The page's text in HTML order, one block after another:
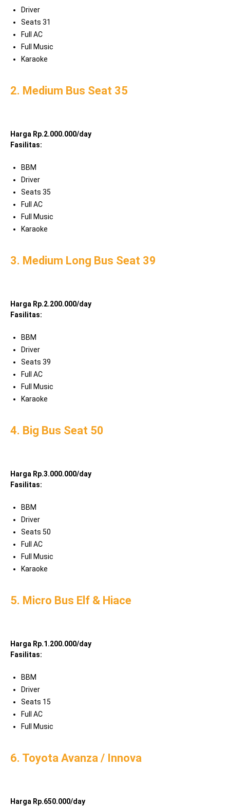
Driver
Seats 31
Full AC
Full Music
Karaoke
2. Medium Bus Seat 35
Harga Rp.2.000.000/day
Fasilitas:
BBM
Driver
Seats 35
Full AC
Full Music
Karaoke
3. Medium Long Bus Seat 39
Harga Rp.2.200.000/day
Fasilitas:
BBM
Driver
Seats 39
Full AC
Full Music
Karaoke
4. Big Bus Seat 50
Harga Rp.3.000.000/day
Fasilitas:
BBM
Driver
Seats 50
Full AC
Full Music
Karaoke
5. Micro Bus Elf & Hiace
Harga Rp.1.200.000/day
Fasilitas:
BBM
Driver
Seats 15
Full AC
Full Music
6. Toyota Avanza / Innova
Harga Rp.650.000/day